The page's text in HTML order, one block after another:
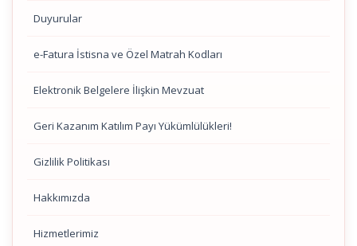
Duyurular
e-Fatura İstisna ve Özel Matrah Kodları
Elektronik Belgelere İlişkin Mevzuat
Geri Kazanım Katılım Payı Yükümlülükleri!
Gizlilik Politikası
Hakkımızda
Hizmetlerimiz